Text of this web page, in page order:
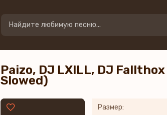
Paizo, DJ LXILL, DJ Fallthox
Slowed)
Размер: